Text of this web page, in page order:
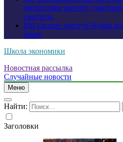
расписание матчей,
смотреть
ИИ-сжатие текстур Nvidia
Spark
Школа экономики
Новостная рассылка
Случайные новости
Меню
Найти:
Заголовки